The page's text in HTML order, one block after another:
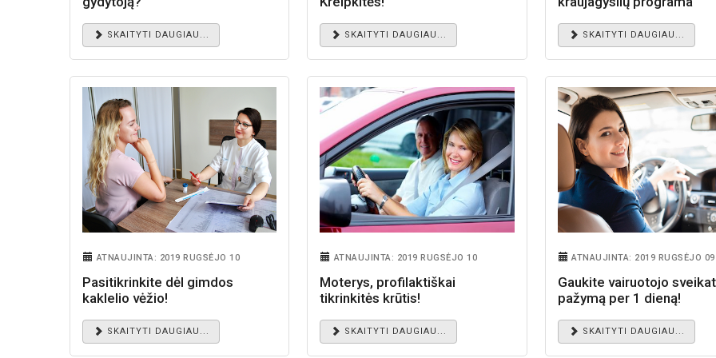
SKAITYTI DAUGIAU... SKAITYTI DAUGIAU... SKAITYTI DAUGIAU...
ATNAUJINTA: 2019 RUGSĖJO 10
Pasitikrinkite dėl gimdos
kaklelio vėžio!
SKAITYTI DAUGIAU...
ATNAUJINTA: 2019 RUGSĖJO 10
Moterys, profilaktiškai
tikrinkitės krūtis!
SKAITYTI DAUGIAU...
ATNAUJINTA: 2019 RUGSĖJO 09
Gaukite vairuotojo
pažymą per 1 dieną!
SKAITYTI DAUGIAU...